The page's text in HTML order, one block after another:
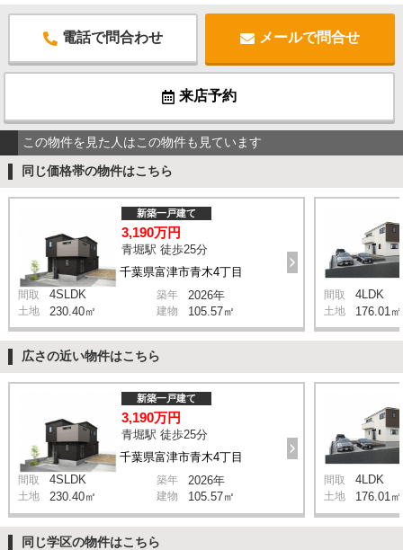
電話で問合わせ メールで問合せ
来店予約
この物件を見た人はこの物件も見ています
同じ価格帯の物件はこちら
千葉県富津市青木4丁目
新築一戸建て
3,190万円
青堀駅 徒歩25分
間取 4SLDK 築年 2026年
土地 230.40㎡ 建物 105.57㎡
間取 4LDK
土地 176.01㎡
広さの近い物件はこちら
千葉県富津市青木4丁目
新築一戸建て
3,190万円
青堀駅 徒歩25分
間取 4SLDK 築年 2026年
土地 230.40㎡ 建物 105.57㎡
間取 4LDK
土地 176.01㎡
同じ学区の物件はこちら